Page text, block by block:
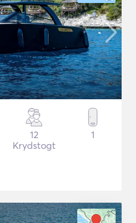
12
Krydstogt
1